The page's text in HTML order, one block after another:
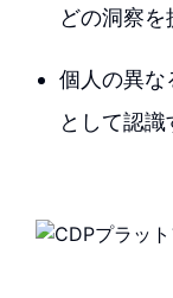
どの洞察を
個人の異な
として認